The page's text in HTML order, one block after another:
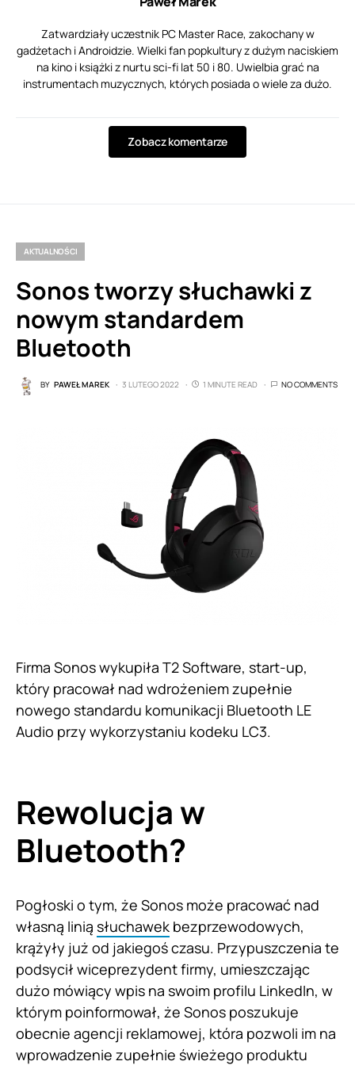
Zatwardziały uczestnik PC Master Race, zakochany w
gadżetach i Androidzie. Wielki fan popkultury z dużym naciskiem
na kino i książki z nurtu sci-fi lat 50 i 80. Uwielbia grać na
instrumentach muzycznych, których posiada o wiele za dużo.
Zobacz komentarze
AKTUALNOŚCI
Sonos tworzy słuchawki z
nowym standardem
Bluetooth
BY PAWEŁ MAREK 3 LUTEGO 2022 1 MINUTE READ NO COMMENTS
Firma Sonos wykupiła T2 Software, start-up,
który pracował nad wdrożeniem zupełnie
nowego standardu komunikacji Bluetooth LE
Audio przy wykorzystaniu kodeku LC3.
Rewolucja w
Bluetooth?
Pogłoski o tym, że Sonos może pracować nad
własną linią słuchawek bezprzewodowych,
krążyły już od jakiegoś czasu. Przypuszczenia te
podsycił wiceprezydent firmy, umieszczając
dużo mówiący wpis na swoim profilu LinkedIn, w
którym poinformował, że Sonos poszukuje
obecnie agencji reklamowej, która pozwoli im na
wprowadzenie zupełnie świeżego produktu